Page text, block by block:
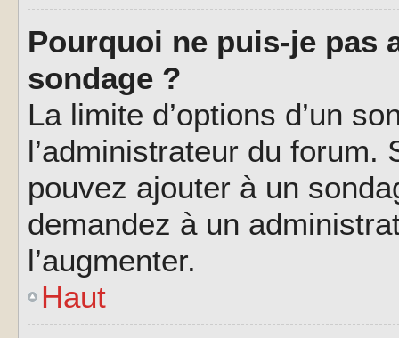
Pourquoi ne puis-je pas
sondage ?
La limite d’options d’un
l’administrateur du forum.
pouvez ajouter à un
demandez à un
l’augmenter.
Haut